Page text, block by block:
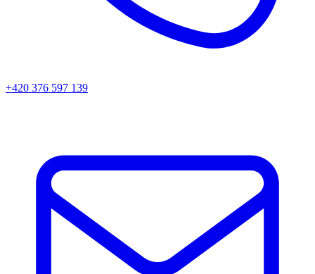
+420 376 597 139